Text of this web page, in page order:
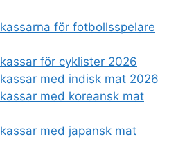
för fotbollsspelare
för cyklister 2026
med indisk mat 2026
med koreansk mat
med japansk mat